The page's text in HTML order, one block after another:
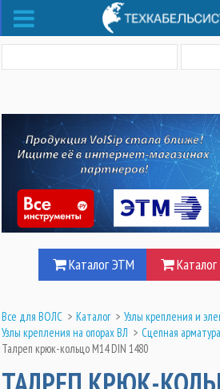
Каталог ЭТМ
Все для ВОЛС > Каталог > Узлы крепления и
Узлы крепления на опорах ВЛ > Сцепная арматура
Талреп крюк-кольцо M14 DIN 1480